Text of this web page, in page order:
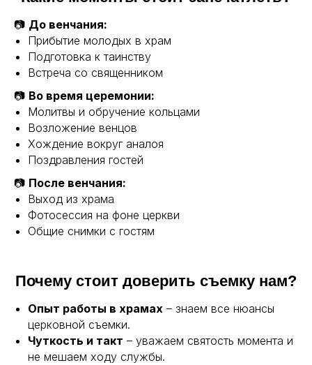
📷 До венчания:
Прибытие молодых в храм
Подготовка к таинству
Встреча со священником
📷 Во время церемонии:
Молитвы и обручение кольцами
Возложение венцов
Хождение вокруг аналоя
Поздравления гостей
📷 После венчания:
Выход из храма
Фотосессия на фоне церкви
Общие снимки с гостям
Почему стоит доверить съемку нам?
Опыт работы в храмах – знаем все нюансы
церковной съемки.
Чуткость и такт – уважаем святость момента и
не мешаем ходу службы.
Политика в области файлов Cookies
Политика в области персональных данных